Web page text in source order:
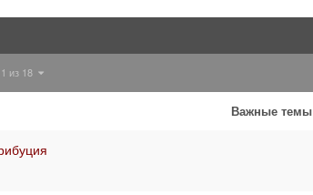
из 18
Важные темы